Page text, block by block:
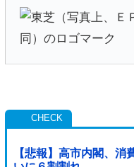
【悲報】高市内閣、